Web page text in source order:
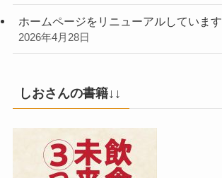
ホームページをリニューアルしています
2026年4月28日
しおさんの書籍↓↓